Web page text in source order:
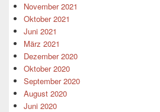
November 2021
Oktober 2021
Juni 2021
März 2021
Dezember 2020
Oktober 2020
September 2020
August 2020
Juni 2020